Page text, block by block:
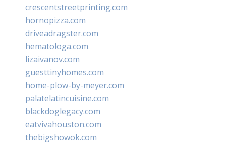
crescentstreetprinting.com
hornopizza.com
driveadragster.com
hematologa.com
lizaivanov.com
guesttinyhomes.com
home-plow-by-meyer.com
palatelatincuisine.com
blackdoglegacy.com
eatvivahouston.com
thebigshowok.com